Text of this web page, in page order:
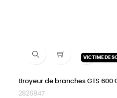
VICTIME DE

Broyeur de branches GTS 600
2826847